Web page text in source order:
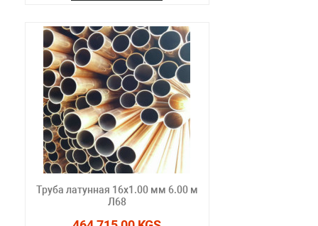
Труба латунная 16х1.00 мм 6.00 м
Л68